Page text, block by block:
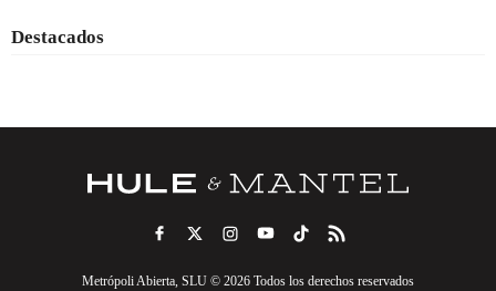
Destacados
Metrópoli Abierta, SLU © 2026 Todos los derechos reservados